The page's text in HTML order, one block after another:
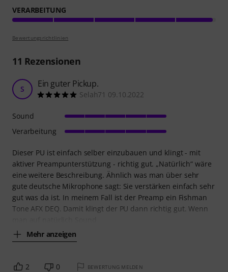
VERARBEITUNG
Bewertungsrichtlinien
11 Rezensionen
S Ein guter Pickup.
Selah71 09.10.2022
Dieser PU ist einfach selber einzubauen und klingt - mit
aktiver Preampunterstützung - richtig gut. „Natürlich“ wäre
eine weitere Beschreibung. Ähnlich was man über sehr
gute deutsche Mikrophone sagt: Sie verstärken einfach sehr
gut was da ist. In meinem Fall ist der Preamp ein Fishman
Tone AFX DEQ. Damit klingt der PU dann richtig gut. Wenn
Mehr anzeigen
Sound
Verarbeitung
2 0 BEWERTUNG MELDEN